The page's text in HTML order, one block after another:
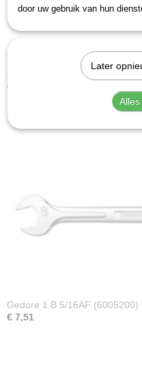
Gedore 1 B 1/2AF (6005550)
€ 11,59
Gedore 1 B 5/16AF (6005200)
€ 7,51
door uw gebruik van hun
Later